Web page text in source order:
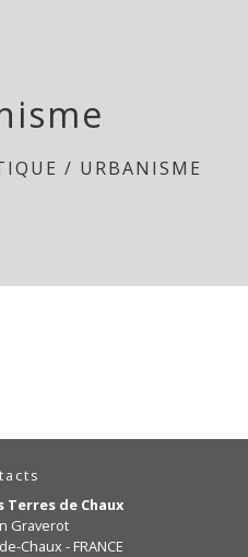
/ URBANISME
Terres de Chaux
Graverot
Chaux - FRANCE